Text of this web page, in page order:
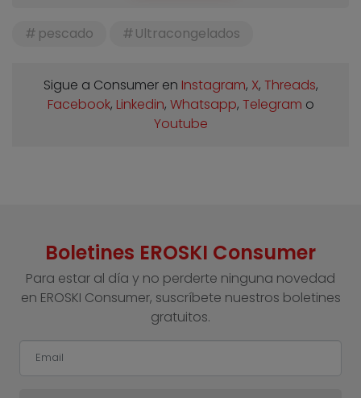
pescado Ultracongelados
Sigue a Consumer en Instagram, X, Threads,
Facebook, Linkedin, Whatsapp, Telegram o
Youtube
Boletines EROSKI Consumer
Para estar al día y no perderte ninguna novedad
en EROSKI Consumer, suscríbete nuestros boletines
gratuitos.